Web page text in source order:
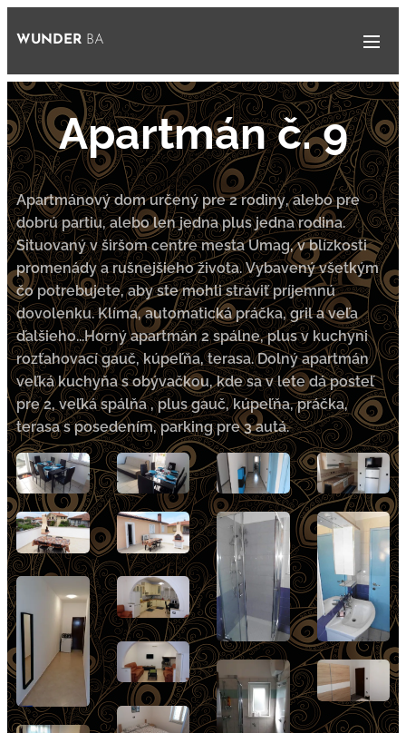
WUNDER BA
Apartmán č. 9
Apartmánový dom určený pre 2 rodiny, alebo pre
dobrú partiu, alebo len jedna plus jedna rodina.
Situovaný v širšom centre mesta Umag, v blízkosti
promenády a rušnejšieho života. Vybavený všetkým
čo potrebujete, aby ste mohli stráviť príjemnú
dovolenku. Klíma, automatická práčka, gril a veľa
ďalšieho...Horný apartmán 2 spálne, plus v kuchyni
rozťahovací gauč, kúpeľňa, terasa. Dolný apartmán
veľká kuchyňa s obývačkou, kde sa v lete dá posteľ
pre 2, veľká spálňa , plus gauč, kúpeľňa, práčka,
terasa s posedením, parking pre 3 autá.